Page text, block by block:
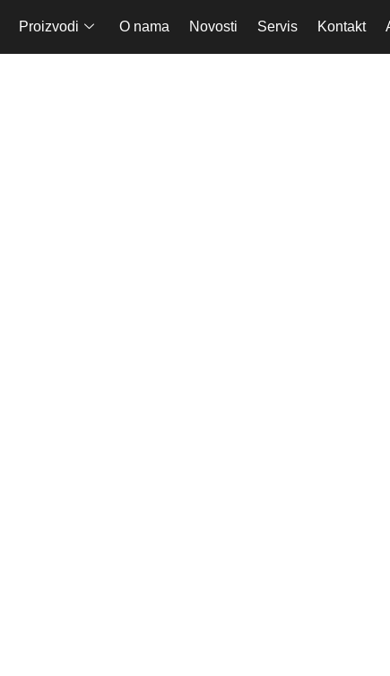
Proizvodi O nama Novosti Servis Kontakt